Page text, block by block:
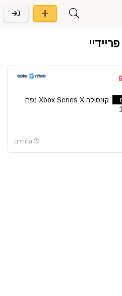
קונסולה Xbox Series X נפח
הסתיים